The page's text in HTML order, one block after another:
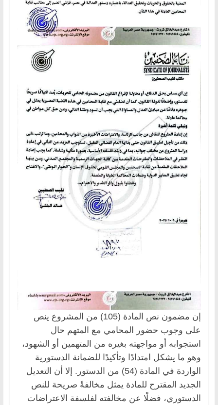
إن مضمون نص المادة (105) من المشروع ينص
على وجوب حضور المحامي مع المتهم حال
استجوابه أو مواجهته بغيره من المتهمين أو الشهود،
وهو ما يشكل امتدادًا وتأكيدًا للضمانة الدستورية
الواردة في المادة (54) من الدستور. إلا أن التعديل
الجديد المقترح للمادة يمثل مخالفةً صريحة للنص
الدستوري، فضلًا عن مخالفته لفلسفة الاعتراضات